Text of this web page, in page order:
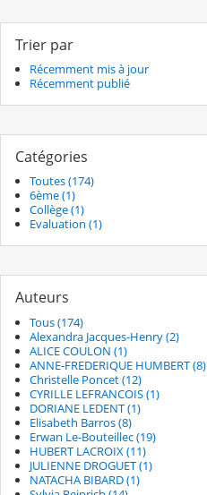
Trier par
Récemment mis à jour
Récemment publié
Catégories
Toutes (174)
6ème (1)
Collège (1)
Evaluation (1)
Auteurs
Tous (174)
Alexandra Jacques-Henry (2)
ALICE COULON (1)
ANNE-FREDERIQUE HUMBERT (8)
Christelle Poncet (12)
CYRILLE LEFRANCOIS (1)
DORIANE LEDENT (1)
Elisabeth Barros (8)
Erwan Le-Bouteillec (19)
HUBERT LACROIX (11)
JULIENNE DROGUET (1)
NATACHA BIBARD (1)